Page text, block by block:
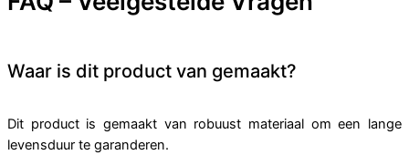
Waar is dit product van gemaakt?
Dit product is gemaakt van robuust materiaal om een lange
levensduur te garanderen.